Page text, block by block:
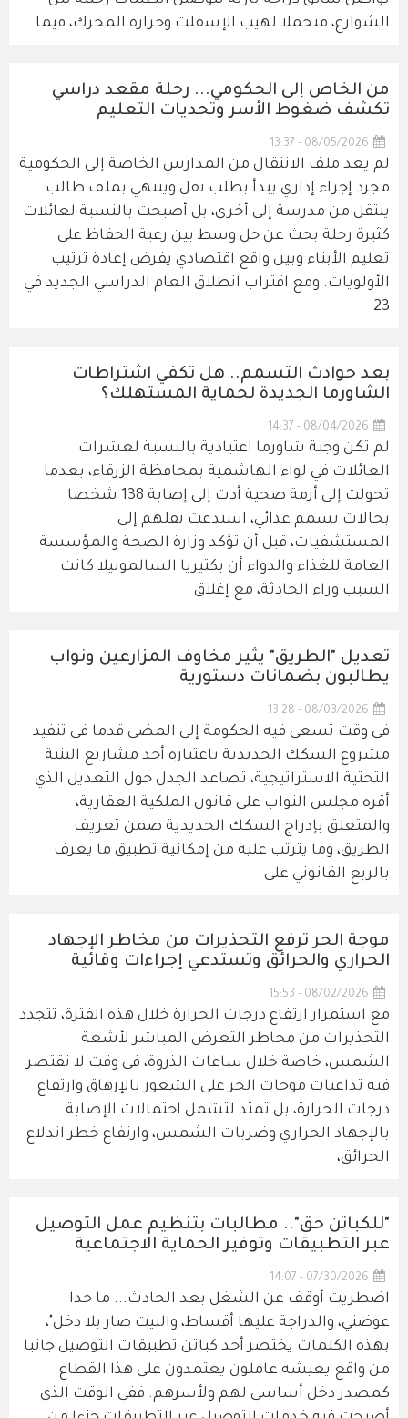
الشوارع، متحملا لهيب الإسفلت وحرارة المحرك، فيما
من الخاص إلى الحكومي... رحلة مقعد دراسي
تكشف ضغوط الأسر وتحديات التعليم
08/05/2026 - 13:37
لم يعد ملف الانتقال من المدارس الخاصة إلى الحكومية
مجرد إجراء إداري يبدأ بطلب نقل وينتهي بملف طالب
ينتقل من مدرسة إلى أخرى، بل أصبحت بالنسبة لعائلات
كثيرة رحلة بحث عن حل وسط بين رغبة الحفاظ على
تعليم الأبناء وبين واقع اقتصادي يفرض إعادة ترتيب
الأولويات. ومع اقتراب انطلاق العام الدراسي الجديد في
23
بعد حوادث التسمم.. هل تكفي اشتراطات
الشاورما الجديدة لحماية المستهلك؟
08/04/2026 - 14:37
لم تكن وجبة شاورما اعتيادية بالنسبة لعشرات
العائلات في لواء الهاشمية بمحافظة الزرقاء، بعدما
تحولت إلى أزمة صحية أدت إلى إصابة 138 شخصا
بحالات تسمم غذائي، استدعت نقلهم إلى
المستشفيات، قبل أن تؤكد وزارة الصحة والمؤسسة
العامة للغذاء والدواء أن بكتيريا السالمونيلا كانت
السبب وراء الحادثة، مع إغلاق
تعديل "الطريق" يثير مخاوف المزارعين ونواب
يطالبون بضمانات دستورية
08/03/2026 - 13:28
في وقت تسعى فيه الحكومة إلى المضي قدما في تنفيذ
مشروع السكك الحديدية باعتباره أحد مشاريع البنية
التحتية الاستراتيجية، تصاعد الجدل حول التعديل الذي
أقره مجلس النواب على قانون الملكية العقارية،
والمتعلق بإدراج السكك الحديدية ضمن تعريف
الطريق، وما يترتب عليه من إمكانية تطبيق ما يعرف
بالربع القانوني على
موجة الحر ترفع التحذيرات من مخاطر الإجهاد
الحراري والحرائق وتستدعي إجراءات وقائية
08/02/2026 - 15:53
مع استمرار ارتفاع درجات الحرارة خلال هذه الفترة، تتجدد
التحذيرات من مخاطر التعرض المباشر لأشعة
الشمس، خاصة خلال ساعات الذروة، في وقت لا تقتصر
فيه تداعيات موجات الحر على الشعور بالإرهاق وارتفاع
درجات الحرارة، بل تمتد لتشمل احتمالات الإصابة
بالإجهاد الحراري وضربات الشمس، وارتفاع خطر اندلاع
الحرائق،
"للكباتن حق".. مطالبات بتنظيم عمل التوصيل
عبر التطبيقات وتوفير الحماية الاجتماعية
07/30/2026 - 14:07
اضطريت أوقف عن الشغل بعد الحادث... ما حدا
عوضني، والدراجة عليها أقساط، والبيت صار بلا دخل"،
بهذه الكلمات يختصر أحد كباتن تطبيقات التوصيل جانبا
من واقع يعيشه عاملون يعتمدون على هذا القطاع
كمصدر دخل أساسي لهم ولأسرهم. ففي الوقت الذي